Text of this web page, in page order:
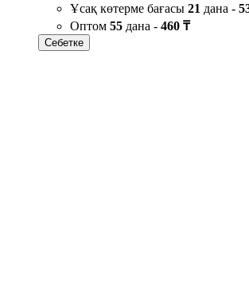
Ұсақ көтерме бағасы 21 дана -
Оптом 55 дана - 460 ₸
Себетке